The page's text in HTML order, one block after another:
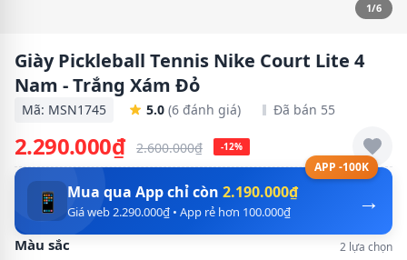
1/6
Giày Pickleball Tennis Nike Court Lite 4
Nam - Trắng Xám Đỏ
Mã: MSN1745 5.0 (6 đánh giá) Đã bán 55
2.290.000₫ 2.600.000₫ -12%
APP -100K
→
📱 Mua qua App chỉ còn 2.190.000₫
Giá web 2.290.000₫ • App rẻ hơn 100.000₫
Màu sắc 2 lựa chọn